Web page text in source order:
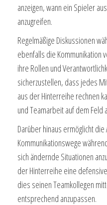
anzeigen, wann ein Spieler
anzugreifen.
Regelmäßige Diskussionen
ebenfalls die Kommunikation
ihre Rollen und
sicherzustellen, dass jedes
aus der Hinterreihe rechnen
und Teamarbeit auf dem Feld
Darüber hinaus ermöglicht
Kommunikationswege
sich ändernde Situationen
der Hinterreihe eine
dies seinen Teamkollegen
entsprechend anzupassen.